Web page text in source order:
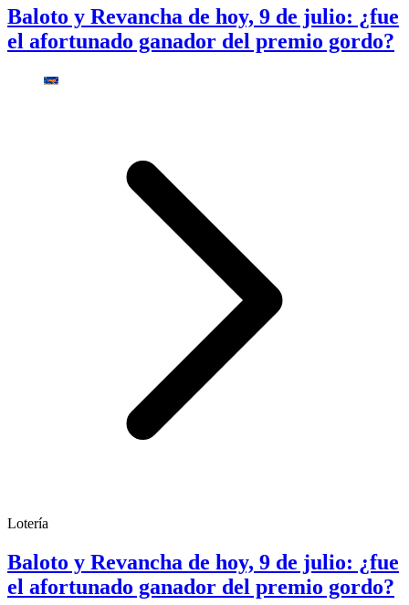
Baloto y Revancha de hoy, 9 de julio: ¿fue
el afortunado ganador del premio gordo?
Lotería
Baloto y Revancha de hoy, 9 de julio: ¿fue
el afortunado ganador del premio gordo?